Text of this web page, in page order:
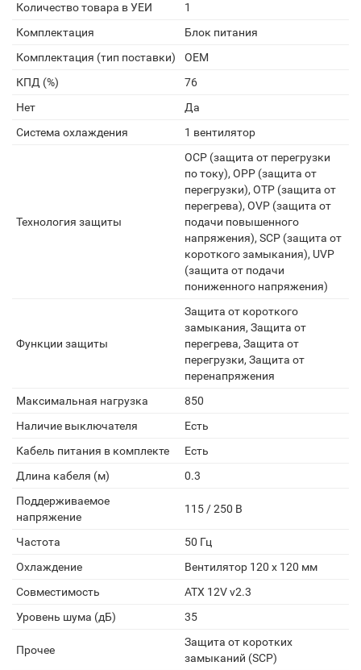
Количество товара в УЕИ
1
Комплектация
Блок питания
Комплектация (тип поставки)
OEM
КПД (%)
76
Нет
Да
Система охлаждения
1 вентилятор
Технология защиты
OCP (защита от перегрузки
по току), OPP (защита от
перегрузки), OTP (защита от
перегрева), OVP (защита от
подачи повышенного
напряжения), SCP (защита от
короткого замыкания), UVP
(защита от подачи
пониженного напряжения)
Функции защиты
Защита от короткого
замыкания, Защита от
перегрева, Защита от
перегрузки, Защита от
перенапряжения
Максимальная нагрузка
850
Наличие выключателя
Есть
Кабель питания в комплекте
Есть
Длина кабеля (м)
0.3
Поддерживаемое
напряжение
115 / 250 В
Частота
50 Гц
Охлаждение
Вентилятор 120 x 120 мм
Совместимость
ATX 12V v2.3
Уровень шума (дБ)
35
Прочее
Защита от коротких
замыканий (SCP)